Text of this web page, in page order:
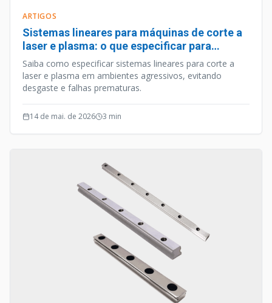
ARTIGOS
Sistemas lineares para máquinas de corte a
laser e plasma: o que especificar para
ambientes agressivos
Saiba como especificar sistemas lineares para corte a
laser e plasma em ambientes agressivos, evitando
desgaste e falhas prematuras.
14 de mai. de 2026 3 min